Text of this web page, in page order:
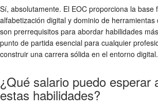
Sí, absolutamente. El EOC proporciona la base
alfabetización digital y dominio de
son prerrequisitos para abordar habilidades
punto de partida esencial para cualquier
construir una carrera sólida en el entorno digital.
¿Qué salario puedo esperar
estas habilidades?